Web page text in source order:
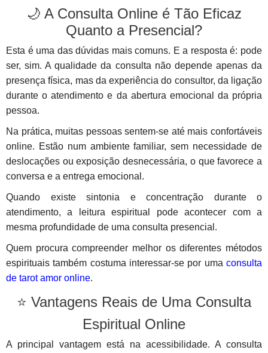
🌙 A Consulta Online é Tão Eficaz
Quanto a Presencial?
Esta é uma das dúvidas mais comuns. E a resposta é: pode
ser, sim. A qualidade da consulta não depende apenas da
presença física, mas da experiência do consultor, da ligação
durante o atendimento e da abertura emocional da própria
pessoa.
Na prática, muitas pessoas sentem-se até mais confortáveis
online. Estão num ambiente familiar, sem necessidade de
deslocações ou exposição desnecessária, o que favorece a
conversa e a entrega emocional.
Quando existe sintonia e concentração durante o
atendimento, a leitura espiritual pode acontecer com a
mesma profundidade de uma consulta presencial.
Quem procura compreender melhor os diferentes métodos
espirituais também costuma interessar-se por uma consulta
de tarot amor online.
⭐ Vantagens Reais de Uma Consulta
Espiritual Online
A principal vantagem está na acessibilidade. A consulta